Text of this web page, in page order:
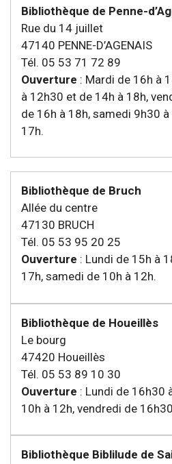
Bibliothèque de Penne-
Rue du 14 juillet
47140 PENNE-D’AGENAIS
Tél. 05 53 71 72 89
Ouverture : Mardi de 16h à
à 12h30 et de 14h à 18h,
de 16h à 18h, samedi 9h30
17h.
Bibliothèque de Bruch
Allée du centre
47130 BRUCH
Tél. 05 53 95 20 25
Ouverture : Lundi de 15h à
17h, samedi de 10h à 12h.
Bibliothèque de Houeillès
Le bourg
47420 Houeillès
Tél. 05 53 89 10 30
Ouverture : Lundi de 16h30
10h à 12h, vendredi de
Bibliothèque Biblilude de